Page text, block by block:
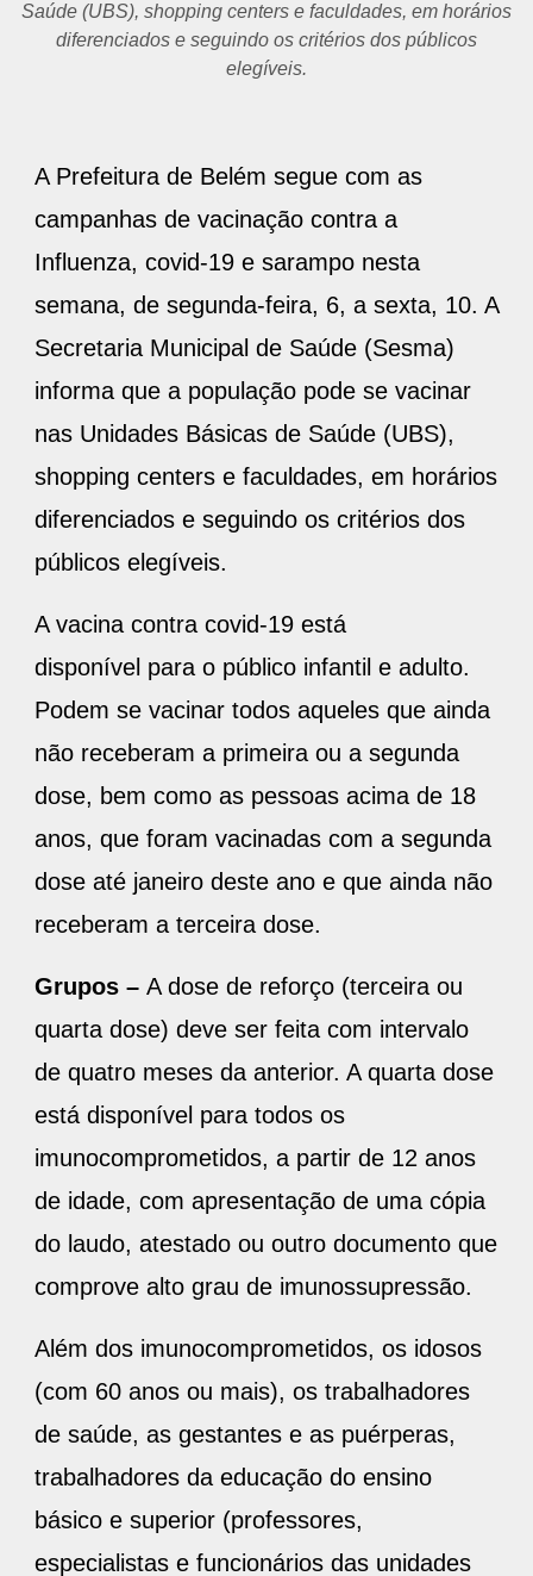
Saúde (UBS), shopping centers e faculdades, em horários
diferenciados e seguindo os critérios dos públicos
elegíveis.
A Prefeitura de Belém segue com as
campanhas de vacinação contra a
Influenza, covid-19 e sarampo nesta
semana, de segunda-feira, 6, a sexta, 10. A
Secretaria Municipal de Saúde (Sesma)
informa que a população pode se vacinar
nas Unidades Básicas de Saúde (UBS),
shopping centers e faculdades, em horários
diferenciados e seguindo os critérios dos
públicos elegíveis.
A vacina contra covid-19 está
disponível para o público infantil e adulto.
Podem se vacinar todos aqueles que ainda
não receberam a primeira ou a segunda
dose, bem como as pessoas acima de 18
anos, que foram vacinadas com a segunda
dose até janeiro deste ano e que ainda não
receberam a terceira dose.
Grupos – A dose de reforço (terceira ou
quarta dose) deve ser feita com intervalo
de quatro meses da anterior. A quarta dose
está disponível para todos os
imunocomprometidos, a partir de 12 anos
de idade, com apresentação de uma cópia
do laudo, atestado ou outro documento que
comprove alto grau de imunossupressão.
Além dos imunocomprometidos, os idosos
(com 60 anos ou mais), os trabalhadores
de saúde, as gestantes e as puérperas,
trabalhadores da educação do ensino
básico e superior (professores,
especialistas e funcionários das unidades